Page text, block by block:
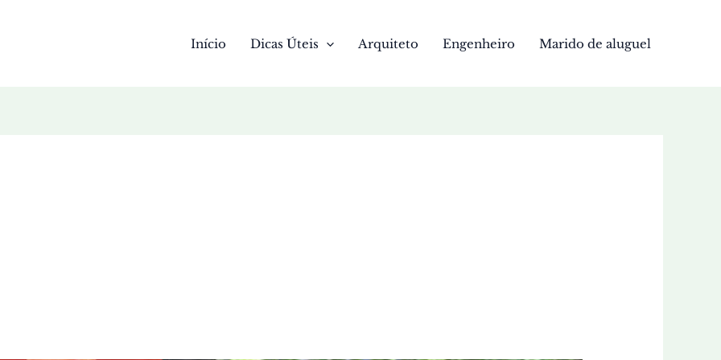
Início Dicas Úteis Arquiteto Engenheiro Marido de aluguel